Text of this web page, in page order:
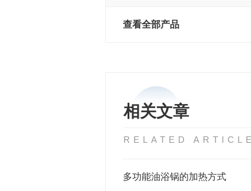
查看全部产品
相关文章
RELATED
多功能油浴锅的加热方式